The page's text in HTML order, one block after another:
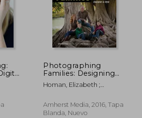
Photographing
Families: Designing
Custom Portraits
With Character &
Homan, Elizabeth ;
Amherst Media, 2016, Tapa
Blanda, Nuevo